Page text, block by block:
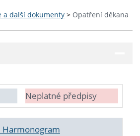
a další dokumenty > Opatření děkana
Neplatné předpisy
Harmonogram